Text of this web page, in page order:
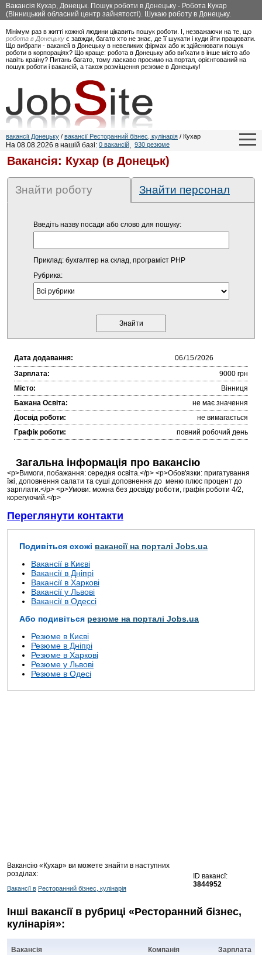
Вакансія Кухар, Донецьк. Пошук роботи в Донецьку - Робота Кухар
(Вінницький обласний центр зайнятості). Шукаю роботу в Донецьку.
Мінімум раз в житті кожної людини цікавить пошук роботи. І, незважаючи на те, що
робота в Донецьку є завжди, багато хто не знає, де її шукати і куди йти працювати.
Що вибрати - вакансії в Донецьку в невеликих фірмах або ж здійснювати пошук
роботи в корпораціях? Що краще: робота в Донецьку або виїхати в інше місто або
навіть країну? Питань багато, тому ласкаво просимо на портал, орієнтований на
пошук роботи і вакансій, а також розміщення резюме в Донецьку!
вакансії Донецьку / вакансії Ресторанний бізнес, кулінарія / Кухар
На 08.08.2026 в нашій базі: 0 вакансій, 930 резюме
Вакансія: Кухар (в Донецьк)
Знайти роботу Знайти персонал
Введіть назву посади або слово для пошуку:
Приклад: бухгалтер на склад, програміст PHP
Рубрика:
Дата додавання:
Зарплата:
9000 грн
Місто:
Вінниця
Бажана Освіта:
не має значення
Досвід роботи:
не вимагається
Графік роботи:
повний робочий день
Загальна інформація про вакансію
<p>Вимоги, побажання: середня освіта.</p> <p>Обов'язки: пригатування
їжі, доповнення салати та суші доповнення до меню плюс процент до
зарплати.</p> <p>Умови: можна без досвіду роботи, графік роботи 4/2,
корегуючий.</p>
Переглянути контакти
Подивіться схожі вакансії на порталі Jobs.ua
Вакансії в Києві
Вакансії в Дніпрі
Вакансії в Харкові
Вакансії у Львові
Вакансії в Одессі
Або подивіться резюме на порталі Jobs.ua
Резюме в Києві
Резюме в Дніпрі
Резюме в Харкові
Резюме у Львові
Резюме в Одесі
Вакансію «Кухар» ви можете знайти в наступних
розділах:
Вакансії в Ресторанний бізнес, кулінарія
ID вакансї:
3844952
Інші вакансії в рубриці «Ресторанний бізнес,
кулінарія»:
Вакансія Компанія Зарплата